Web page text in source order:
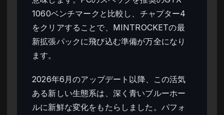
1060ベンチマークと比較し、チャプター4
をクリアすることで、MINTROCKETの最
新拡張パックに飛び込む準備が万全になり
ます。
2026年6月のアップデート以降、この活気
ある新しい生態系は、深く青いブルーホー
ルに新鮮な変化をもたらしました。パフォ